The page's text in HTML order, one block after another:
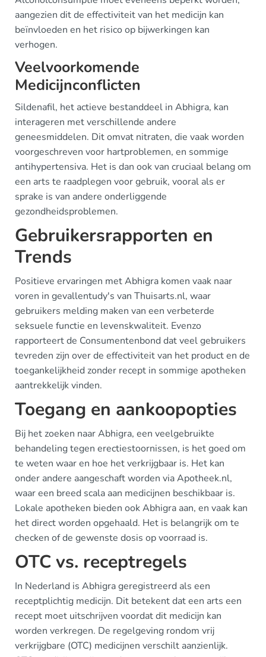
aangezien dit de effectiviteit van het medicijn kan
beïnvloeden en het risico op bijwerkingen kan
verhogen.
Veelvoorkomende
Medicijnconflicten
Sildenafil, het actieve bestanddeel in Abhigra, kan
interageren met verschillende andere
geneesmiddelen. Dit omvat nitraten, die vaak worden
voorgeschreven voor hartproblemen, en sommige
antihypertensiva. Het is dan ook van cruciaal belang om
een arts te raadplegen voor gebruik, vooral als er
sprake is van andere onderliggende
gezondheidsproblemen.
Gebruikersrapporten en
Trends
Positieve ervaringen met Abhigra komen vaak naar
voren in gevallentudy's van Thuisarts.nl, waar
gebruikers melding maken van een verbeterde
seksuele functie en levenskwaliteit. Evenzo
rapporteert de Consumentenbond dat veel gebruikers
tevreden zijn over de effectiviteit van het product en de
toegankelijkheid zonder recept in sommige apotheken
aantrekkelijk vinden.
Toegang en aankoopopties
Bij het zoeken naar Abhigra, een veelgebruikte
behandeling tegen erectiestoornissen, is het goed om
te weten waar en hoe het verkrijgbaar is. Het kan
onder andere aangeschaft worden via Apotheek.nl,
waar een breed scala aan medicijnen beschikbaar is.
Lokale apotheken bieden ook Abhigra aan, en vaak kan
het direct worden opgehaald. Het is belangrijk om te
checken of de gewenste dosis op voorraad is.
OTC vs. receptregels
In Nederland is Abhigra geregistreerd als een
receptplichtig medicijn. Dit betekent dat een arts een
recept moet uitschrijven voordat dit medicijn kan
worden verkregen. De regelgeving rondom vrij
verkrijgbare (OTC) medicijnen verschilt aanzienlijk.